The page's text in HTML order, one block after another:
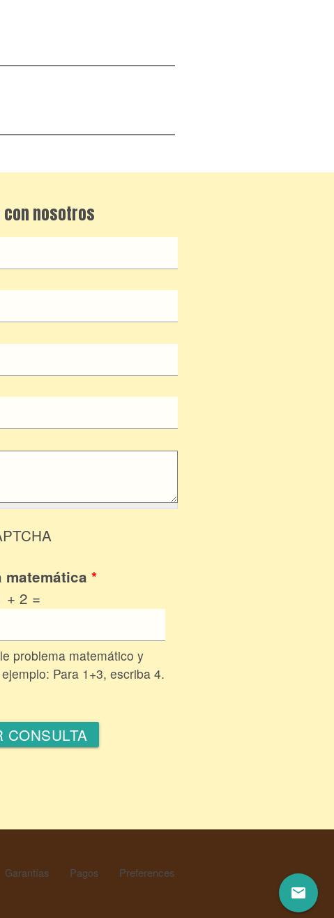
con nosotros
matemática *
+ 2 =
problema matemático y
Para 1+3, escriba 4.
Garantías Pagos Preferences
email